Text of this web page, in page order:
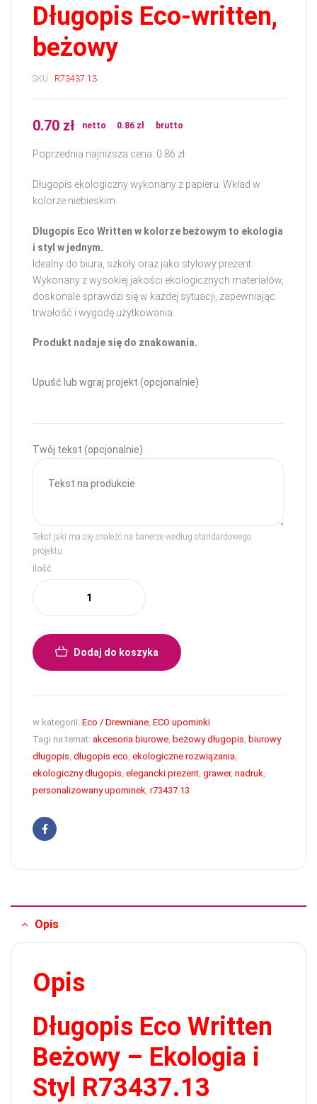
Długopis Eco-written,
beżowy
SKU : R73437.13
0.70 zł netto 0.86 zł brutto
Poprzednia najniższa cena: 0.86 zł
Długopis ekologiczny wykonany z papieru. Wkład w
kolorze niebieskim.
Długopis Eco Written w kolorze beżowym to ekologia
i styl w jednym.
Idealny do biura, szkoły oraz jako stylowy prezent.
Wykonany z wysokiej jakości ekologicznych materiałów,
doskonale sprawdzi się w każdej sytuacji, zapewniając
trwałość i wygodę użytkowania.
Produkt nadaje się do znakowania.
Upuść lub wgraj projekt (opcjonalnie)
Twój tekst (opcjonalnie)
Tekst jaki ma się znaleźć na banerze według standardowego
projektu.
ilość
Dodaj do koszyka
w kategorii: Eco / Drewniane, ECO upominki
Tagi na temat: akcesoria biurowe, beżowy długopis, biurowy
długopis, długopis eco, ekologiczne rozwiązania,
ekologiczny długopis, elegancki prezent, grawer, nadruk,
personalizowany upominek, r73437.13
Facebook
Opis
Opis
Długopis Eco Written
Beżowy – Ekologia i
Styl R73437.13